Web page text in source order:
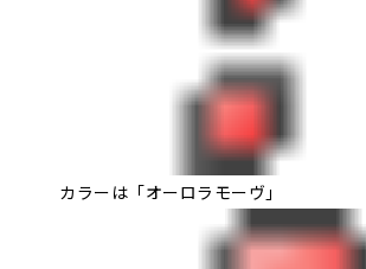
カラーは「オーロラモーヴ」